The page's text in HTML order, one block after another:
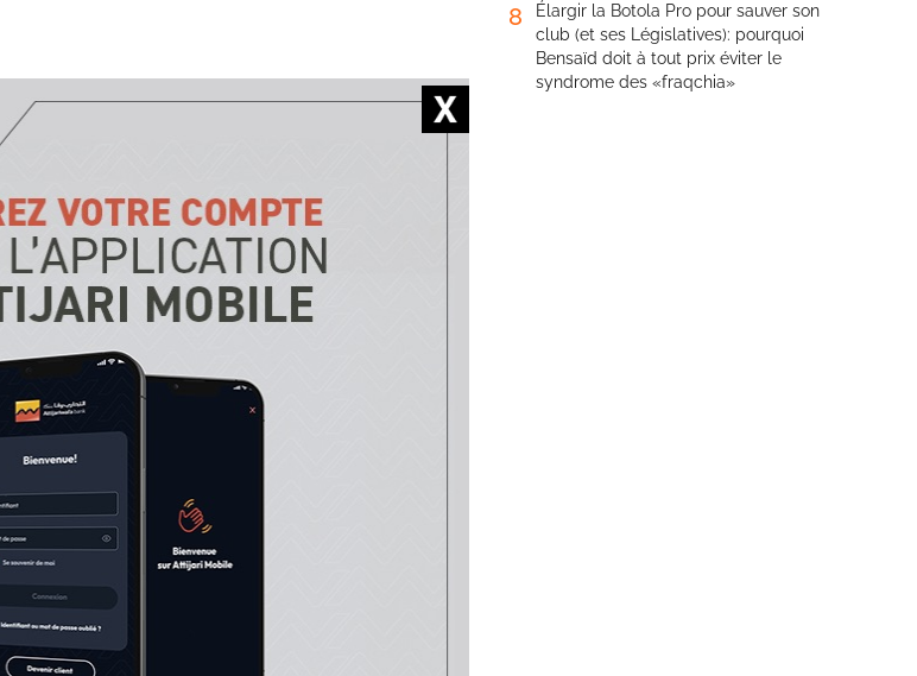
routière préoccupe plus que jamais, la Société
du Maroc (ADM) renforce ses
services citoyens. Par le biais de programmes
le plan Action globale contre l’insécurité
depuis 2018, ADM vise à réduire
sur les autoroutes du Maroc. Sa feuille de
infrastructures, inscrit la sécurité des usagers
une approche globale.
axes, notamment l’investissement dans
technologies, la formation des ressources
et une communication de proximité
standards internationaux, chaque projet
intégrant des critères de sécurité
8
Élargir la Botola Pro pour sauver son
club (et ses Législatives): pourquoi
Bensaïd doit à tout prix éviter le
syndrome des «fraqchia»